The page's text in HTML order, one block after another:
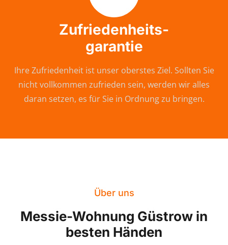
Zufriedenheits-
garantie
Ihre Zufriedenheit ist unser oberstes Ziel. Sollten Sie
nicht vollkommen zufrieden sein, werden wir alles
daran setzen, es für Sie in Ordnung zu bringen.
Über uns
Messie-Wohnung Güstrow in
besten Händen